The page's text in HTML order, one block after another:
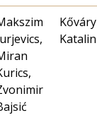
Kőváry
Katalin